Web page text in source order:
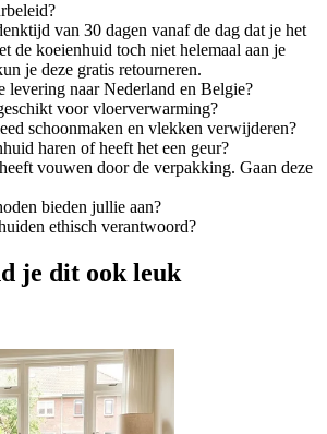
van 30 dagen vanaf de dag dat je het
de koeienhuid toch niet helemaal aan je
je deze gratis retourneren.
levering naar Nederland en Belgie?
voor vloerverwarming?
schoonmaken en vlekken verwijderen?
haren of heeft het een geur?
vouwen door de verpakking. Gaan deze
bieden jullie aan?
ethisch verantwoord?
je dit ook leuk